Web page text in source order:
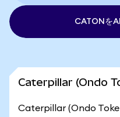
CATONを
Caterpillar (Ondo
Caterpillar (Ondo